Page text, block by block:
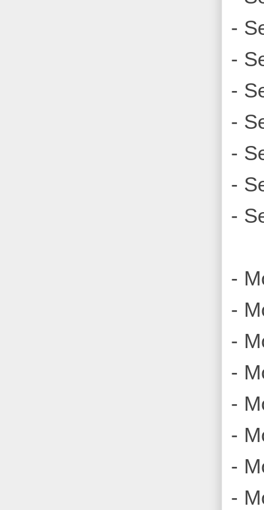
-
-
-
-
-
-
-
-
-
-
-
-
-
-
-